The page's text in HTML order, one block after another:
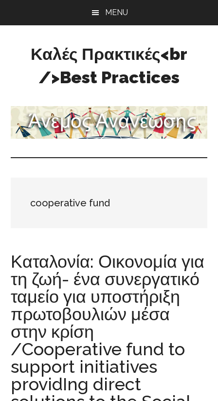
MENU
Καλές Πρακτικές<br
/>Best Practices
Ανανέωσης
cooperative fund
Καταλονία: Οικονομία για
τη ζωή- ένα συνεργατικό
ταμείο για υποστήριξη
πρωτοβουλιών μέσα
στην κρίση
/Cooperative fund to
support initiatives
providIng direct